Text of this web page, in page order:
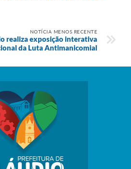
NOTÍCIA MENOS RECENTE
realiza exposição interativa
da Luta Antimanicomial